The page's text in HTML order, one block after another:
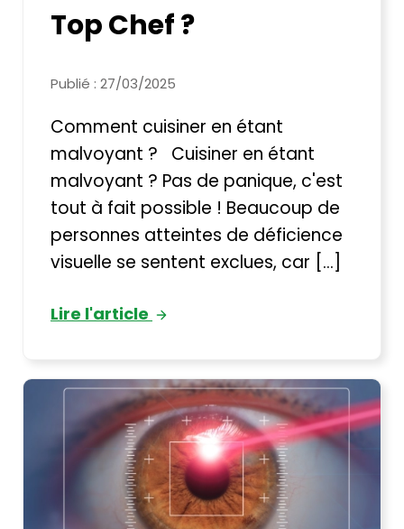
Top Chef ?
Publié : 27/03/2025
Comment cuisiner en étant
malvoyant ? Cuisiner en étant
malvoyant ? Pas de panique, c'est
tout à fait possible ! Beaucoup de
personnes atteintes de déficience
visuelle se sentent exclues, car [...]
Lire l'article